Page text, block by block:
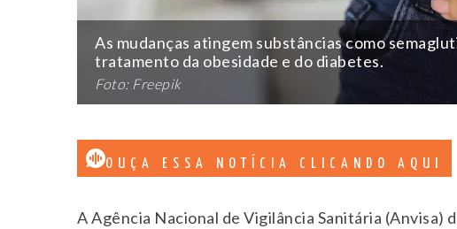
As mudanças atingem substâncias como
tratamento da obesidade e do diabetes.
Foto: Freepik
OUÇA ESSA NOTÍCIA CLICANDO AQUI
A Agência Nacional de Vigilância Sanitária (Anvisa)